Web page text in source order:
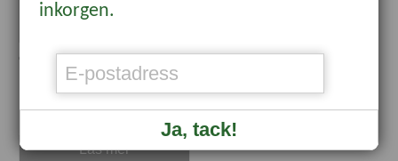
Orientkejsarlilja 'Anastasia'
79 kr
Läs mer
inkorgen.
Ja, tack!